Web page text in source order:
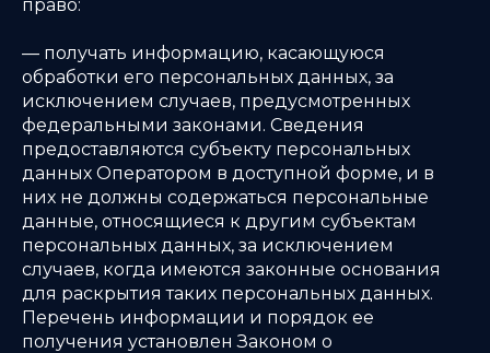
право:
— получать информацию, касающуюся
обработки его персональных данных, за
исключением случаев, предусмотренных
федеральными законами. Сведения
предоставляются субъекту персональных
данных Оператором в доступной форме, и в
них не должны содержаться персональные
данные, относящиеся к другим субъектам
персональных данных, за исключением
случаев, когда имеются законные основания
для раскрытия таких персональных данных.
Перечень информации и порядок ее
получения установлен Законом о